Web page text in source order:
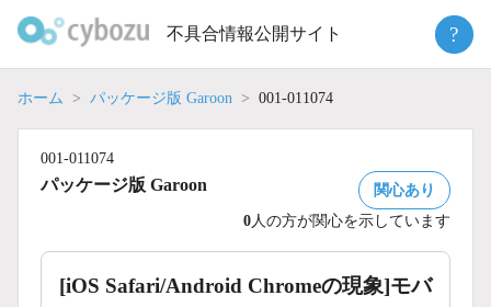
不具合情報公開サイト ?
ホーム パッケージ版 Garoon 001-011074
001-011074
パッケージ版 Garoon
関心あり
0 人の方が関心を示しています
[iOS Safari/Android Chromeの現象]モバ